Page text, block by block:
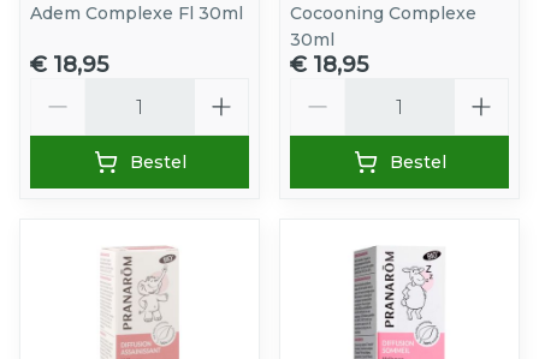
Adem Complexe Fl 30ml
€ 18,95
Bestel
Cocooning Complexe
30ml
€ 18,95
Bestel